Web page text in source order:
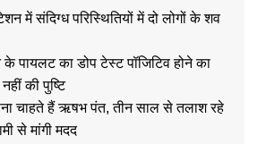
में संदिग्ध परिस्थितियों में दो लोगों के शव
पायलट का डोप टेस्ट पॉजिटिव होने का
की पुष्टि
चाहते हैं ऋषभ पंत, तीन साल से तलाश रहे
से मांगी मदद